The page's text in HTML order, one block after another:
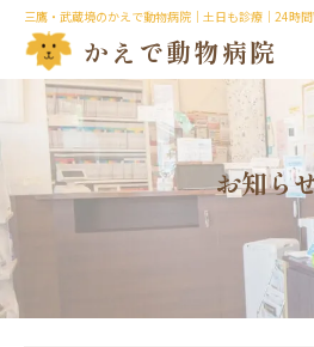
三鷹・武蔵境のかえで動物病院｜土日も診療｜24時
かえで動物病院
お知ら